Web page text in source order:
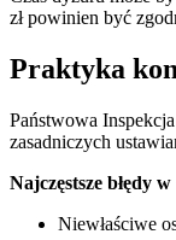
zł powinien być
Praktyka
Państwowa
zasadniczych
Najczęstsze błędy
Niewłaściwe